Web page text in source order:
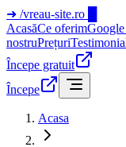
➜ /vreau-site.ro
AcasăCe oferim
nostruPrețuri
Începe gratuit
Începe
Acasa